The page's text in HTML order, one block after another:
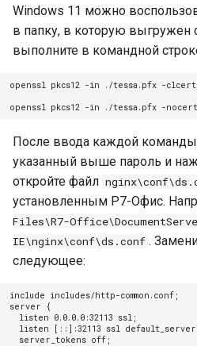
Windows 11 можно
в папку, в которую выгружен
выполните в командной
openssl pkcs12 -in ./tessa.pfx -
После ввода каждой команды
указанный выше пароль и
откройте файл
установленным Р7-Офис.
Files\R7-
IE\nginx\conf\ds.conf .
следующее:
include includes/http-common.conf;
server {
  listen 0.0.0.0:32113 ssl;
listen [::]:32113 ssl
  server_tokens off;